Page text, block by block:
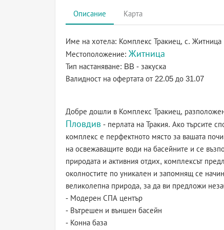
Описание Карта
Име на хотела: Комплекс Тракиец, с. Житница
Местоположение: Житница
Тип настаняване: BB - закуска
Валидност на офертата от 22.05 до 31.07
Добре дошли в Комплекс Тракиец,
Пловдив - перлата на Тракия. Ако търсите
комплекс е перфектното място за вашата
на освежаващите води на басейните и се
природата и активния отдих, комплексът
околностите по уникален и запомнящ се
великолепна природа, за да ви предложи
- Модерен СПА център
- Вътрешен и външен басейн
- Конна база